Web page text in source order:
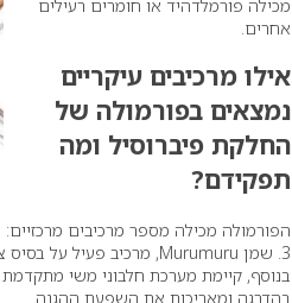
מכילה פורמלדהיד או חומרים רעילים
אחרים.
אילו מרכיבים עיקריים
נמצאים בפורמולה של
החלקת פיברוסיל ומה
תפקידם?
3. שמן Murumuru, מרכיב פעיל על בסיס צמחי בשילוב שמן קיק, מספק ברק עוצמתי.
בנוסף, קיימת מערכת חלבוני משי
בהדרגה ומאריכות את השפעת ההגנה.